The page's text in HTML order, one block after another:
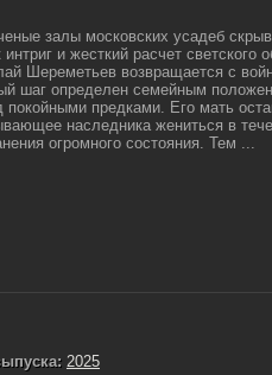
залы московских усадеб
интриг и жесткий расчет светского
Шереметьев возвращается с
шаг определен семейным
покойными предками. Его мать
наследника жениться в
огромного состояния. Тем ...
2025